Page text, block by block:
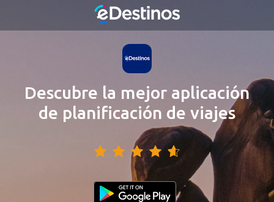
Descubre la mejor aplicación
de planificación de viajes